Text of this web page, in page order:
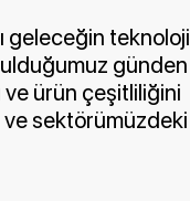
geleceğin teknoloji
günden
ve ürün çeşitliliğini
ve sektörümüzdeki